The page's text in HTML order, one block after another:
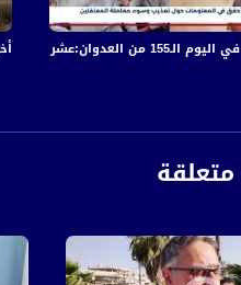
في قصف الاحتلال المتواصل على قطاع غزة